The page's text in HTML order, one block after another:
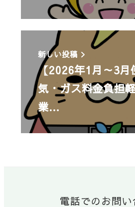
新しい投稿
【2026年1月～3月
気・ガス料金負担
業…
電話でのお問い